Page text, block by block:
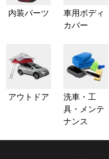
内装パーツ
車用ボディ
カバー
アウトドア
洗車・工
具・メンテ
ナンス